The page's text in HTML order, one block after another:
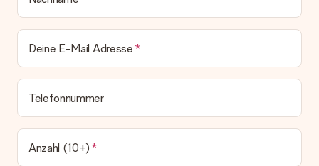
Deine E-Mail Adresse
Telefonnummer
Anzahl (10+)